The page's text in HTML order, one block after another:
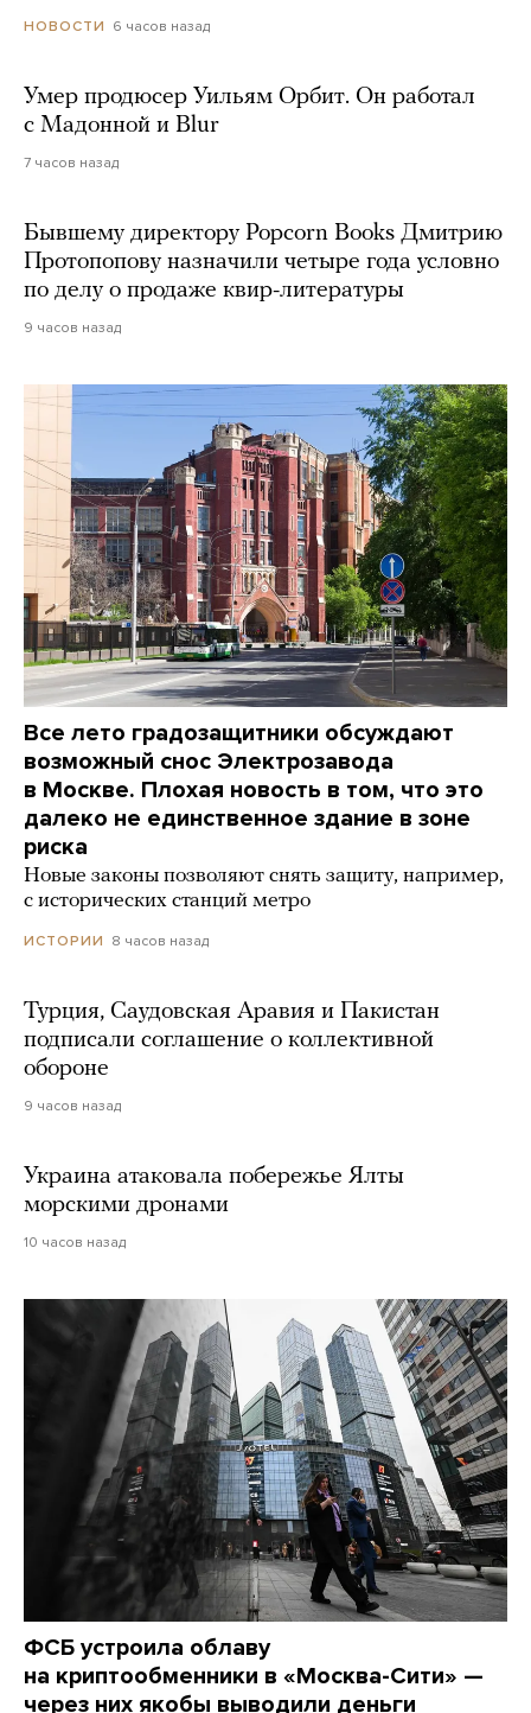
НОВОСТИ 6 часов назад
Умер продюсер Уильям Орбит. Он работал
с Мадонной и Blur
7 часов назад
Бывшему директору Popcorn Books Дмитрию
Протопопову назначили четыре года условно
по делу о продаже квир-литературы
9 часов назад
Все лето градозащитники обсуждают
возможный снос Электрозавода
в Москве. Плохая новость в том, что это
далеко не единственное здание в зоне
риска
Новые законы позволяют снять защиту, например,
с исторических станций метро
ИСТОРИИ 8 часов назад
Турция, Саудовская Аравия и Пакистан
подписали соглашение о коллективной
обороне
9 часов назад
Украина атаковала побережье Ялты
морскими дронами
10 часов назад
ФСБ устроила облаву
на криптообменники в «Москва-Сити» —
через них якобы выводили деньги